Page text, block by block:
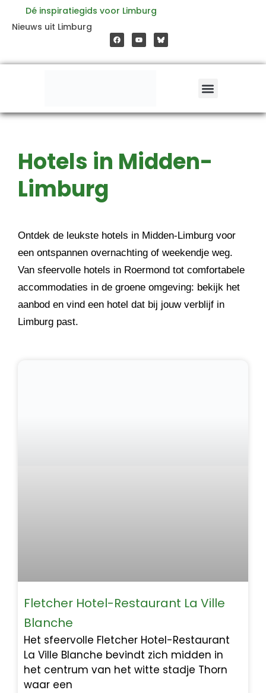
inhoud
Dé inspiratiegids voor Limburg
Nieuws uit Limburg
a
c
e
o
o
o
u
t
b
e
Hotels in Midden-
Limburg
Ontdek de leukste hotels in Midden-Limburg voor
een ontspannen overnachting of weekendje weg.
Van sfeervolle hotels in Roermond tot comfortabele
accommodaties in de groene omgeving: bekijk het
aanbod en vind een hotel dat bij jouw verblijf in
Limburg past.
Fletcher Hotel-Restaurant La Ville
Blanche
Het sfeervolle Fletcher Hotel-Restaurant
La Ville Blanche bevindt zich midden in
het centrum van het witte stadje Thorn
waar een